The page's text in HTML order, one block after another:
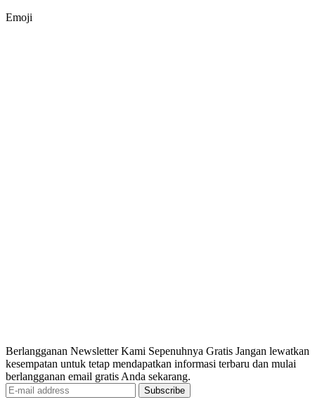
Emoji
Berlangganan Newsletter Kami Sepenuhnya Gratis Jangan lewatkan
kesempatan untuk tetap mendapatkan informasi terbaru dan mulai
berlangganan email gratis Anda sekarang.
Subscribe